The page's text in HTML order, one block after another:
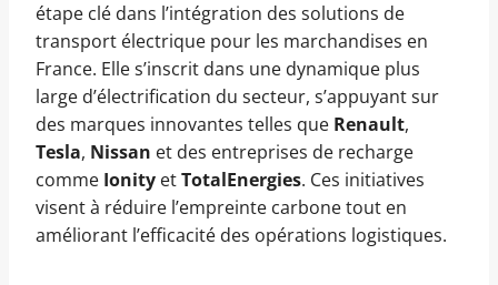
étape clé dans l’intégration des solutions de
transport électrique pour les marchandises en
France. Elle s’inscrit dans une dynamique plus
large d’électrification du secteur, s’appuyant sur
des marques innovantes telles que Renault,
Tesla, Nissan et des entreprises de recharge
comme Ionity etTotalEnergies. Ces initiatives
visent à réduire l’empreinte carbone tout en
améliorant l’efficacité des opérations logistiques.